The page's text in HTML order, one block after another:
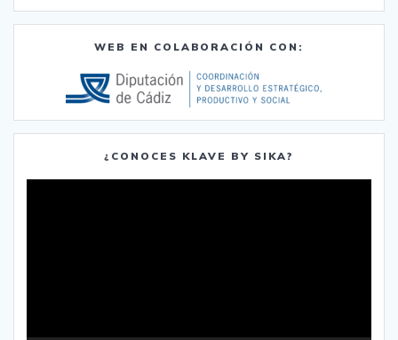
WEB EN COLABORACIÓN CON:
¿CONOCES KLAVE BY SIKA?